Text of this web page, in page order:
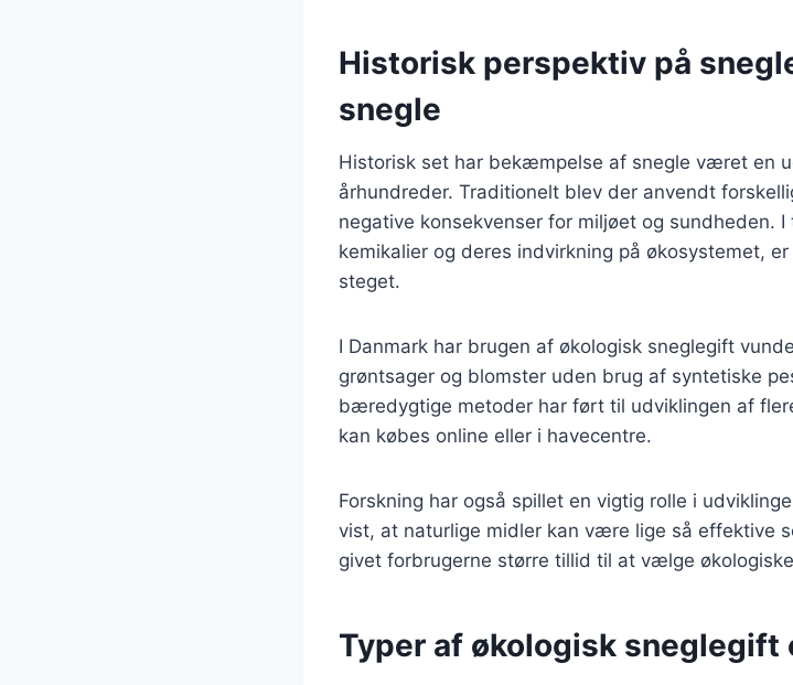
Historisk perspektiv på
snegle
Historisk set har bekæmpelse af snegle været en
århundreder. Traditionelt blev der anvendt
negative konsekvenser for miljøet og sundheden.
kemikalier og deres indvirkning på økosystemet,
steget.
I Danmark har brugen af økologisk sneglegift
grøntsager og blomster uden brug af syntetiske
bæredygtige metoder har ført til udviklingen af
kan købes online eller i havecentre.
Forskning har også spillet en vigtig rolle i
vist, at naturlige midler kan være lige så effektive
givet forbrugerne større tillid til at vælge
Typer af økologisk sneglegift